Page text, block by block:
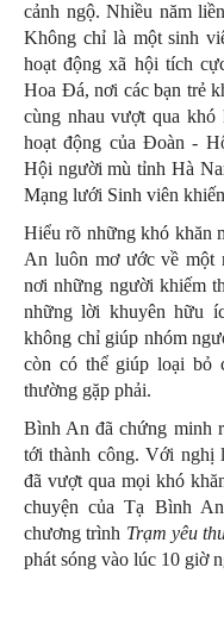
cảnh ngộ. Nhiều năm
Không chỉ là một sinh
hoạt động xã hội tích
Hoa Đá, nơi các bạn trẻ
cùng nhau vượt qua
hoạt động của Đoàn -
Hội người mù tỉnh Hà
Mạng lưới Sinh viên
Hiểu rõ những khó khăn
An luôn mơ ước về một
nơi những người khiếm
những lời khuyên hữu
không chỉ giúp nhóm
còn có thể giúp loại bỏ
thường gặp phải.
Bình An đã chứng minh
tới thành công. Với nghị
đã vượt qua mọi khó
chuyện của Tạ Bình
chương trình Trạm yêu
phát sóng vào lúc 10 giờ